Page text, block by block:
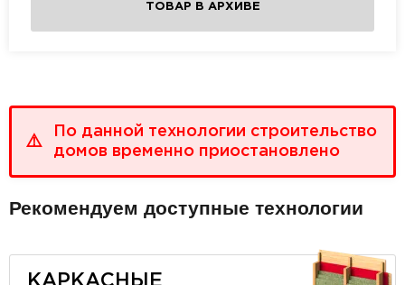
ТОВАР В АРХИВЕ
По данной технологии строительство
домов временно приостановлено
Рекомендуем доступные технологии
КАРКАСНЫЕ